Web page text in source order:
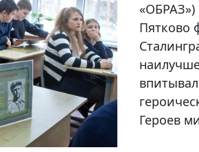
«ОБРАЗ»)
Пятково
Героев